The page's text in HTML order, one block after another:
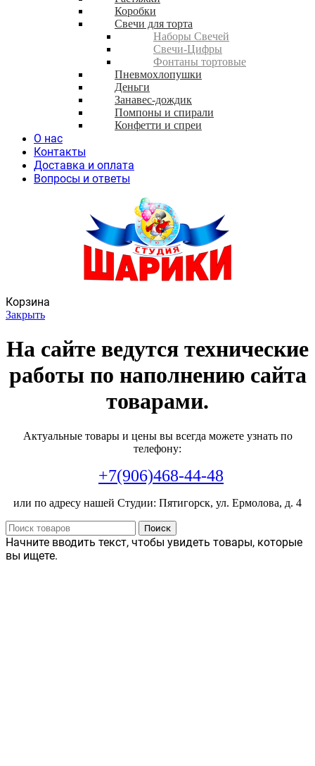
Коробки
Свечи для торта
Наборы Свечей
Свечи-Цифры
Фонтаны тортовые
Пневмохлопушки
Деньги
Занавес-дождик
Помпоны и спирали
Конфетти и спреи
О нас
Контакты
Доставка и оплата
Вопросы и ответы
Корзина
Закрыть
На сайте ведутся технические
работы по наполнению сайта
товарами.
Актуальные товары и цены вы всегда можете узнать по
телефону:
+7(906)468-44-48
или по адресу нашей Студии: Пятигорск, ул. Ермолова, д. 4
Поиск
Начните вводить текст, чтобы увидеть товары, которые
вы ищете.